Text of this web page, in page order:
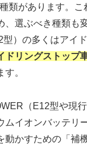
類があります。こ
、選ぶべき種類も
型）の多くはアイ
ドリングストップ
。
（E12型や現
ムイオンバッテリ
動かすための「補